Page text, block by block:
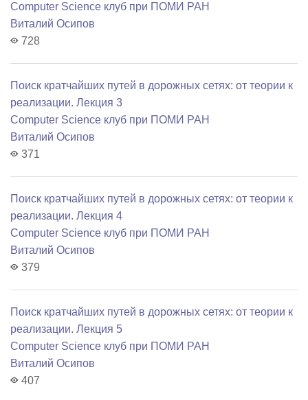
Computer Science клуб при ПОМИ РАН
Виталий Осипов
728
Поиск кратчайших путей в дорожных сетях: от теории к
реализации. Лекция 3
Computer Science клуб при ПОМИ РАН
Виталий Осипов
371
Поиск кратчайших путей в дорожных сетях: от теории к
реализации. Лекция 4
Computer Science клуб при ПОМИ РАН
Виталий Осипов
379
Поиск кратчайших путей в дорожных сетях: от теории к
реализации. Лекция 5
Computer Science клуб при ПОМИ РАН
Виталий Осипов
407